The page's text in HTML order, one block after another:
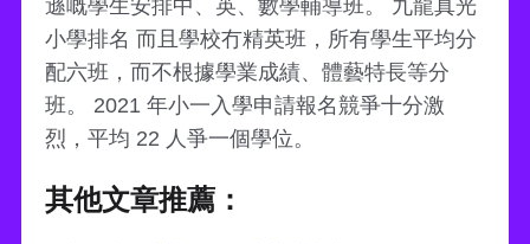
遜嘅學生安排中、英、數學輔導班。 九龍真光
小學排名 而且學校冇精英班，所有學生平均分
配六班，而不根據學業成績、體藝特長等分
班。 2021 年小一入學申請報名競爭十分激
烈，平均 22 人爭一個學位。
其他文章推薦：